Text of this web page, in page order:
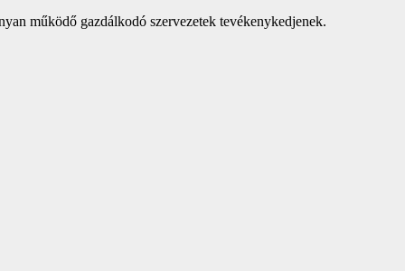
működő gazdálkodó szervezetek tevékenykedjenek.